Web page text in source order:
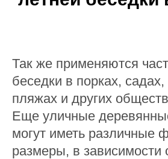
Так же применяются
беседки в порках,
пляжах и других
Еще уличные
могут иметь различные
размеры, в зависимости